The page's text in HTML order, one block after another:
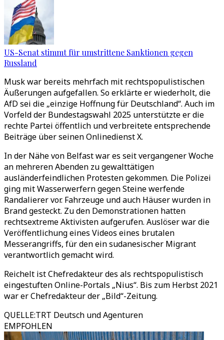
US-Senat stimmt für umstrittene Sanktionen gegen
Russland
Musk war bereits mehrfach mit rechtspopulistischen
Äußerungen aufgefallen. So erklärte er wiederholt, die
AfD sei die „einzige Hoffnung für Deutschland“. Auch im
Vorfeld der Bundestagswahl 2025 unterstützte er die
rechte Partei öffentlich und verbreitete entsprechende
Beiträge über seinen Onlinedienst X.
In der Nähe von Belfast war es seit vergangener Woche
an mehreren Abenden zu gewalttätigen
ausländerfeindlichen Protesten gekommen. Die Polizei
ging mit Wasserwerfern gegen Steine werfende
Randalierer vor. Fahrzeuge und auch Häuser wurden in
Brand gesteckt. Zu den Demonstrationen hatten
rechtsextreme Aktivisten aufgerufen. Auslöser war die
Veröffentlichung eines Videos eines brutalen
Messerangriffs, für den ein sudanesischer Migrant
verantwortlich gemacht wird.
Reichelt ist Chefredakteur des als rechtspopulistisch
eingestuften Online-Portals „Nius“. Bis zum Herbst 2021
war er Chefredakteur der „Bild“-Zeitung.
QUELLE:TRT Deutsch und Agenturen
EMPFOHLEN